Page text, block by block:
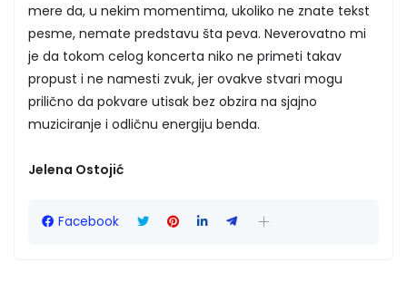
mere da, u nekim momentima, ukoliko ne znate tekst
pesme, nemate predstavu šta peva. Neverovatno mi
je da tokom celog koncerta niko ne primeti takav
propust i ne namesti zvuk, jer ovakve stvari mogu
prilično da pokvare utisak bez obzira na sjajno
muziciranje i odličnu energiju benda.
Jelena Ostojić
Facebook